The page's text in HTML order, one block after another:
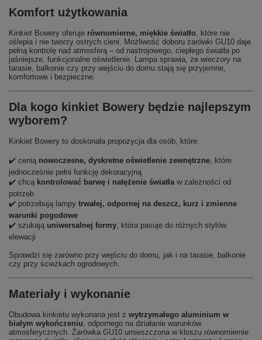
Komfort użytkowania
Kinkiet Bowery oferuje równomierne, miękkie światło, które nie
oślepia i nie tworzy ostrych cieni. Możliwość doboru żarówki GU10 daje
pełną kontrolę nad atmosferą – od nastrojowego, ciepłego światła po
jaśniejsze, funkcjonalne oświetlenie. Lampa sprawia, że wieczory na
tarasie, balkonie czy przy wejściu do domu stają się przyjemne,
komfortowe i bezpieczne.
Dla kogo kinkiet Bowery będzie najlepszym
wyborem?
Kinkiet Bowery to doskonała propozycja dla osób, które:
✔️ cenią nowoczesne, dyskretne oświetlenie zewnętrzne, które
jednocześnie pełni funkcję dekoracyjną
✔️ chcą kontrolować barwę i natężenie światław zależności od
potrzeb
✔️ potrzebują lampy trwałej, odpornej na deszcz, kurz i zmienne
warunki pogodowe
✔️ szukają uniwersalnej formy, która pasuje do różnych stylów
elewacji
Sprawdzi się zarówno przy wejściu do domu, jak i na tarasie, balkonie
czy przy ścieżkach ogrodowych.
Materiały i wykonanie
Obudowa kinkietu wykonana jest z wytrzymałego aluminium w
białym wykończeniu, odpornego na działanie warunków
atmosferycznych. Żarówka GU10 umieszczona w kloszu równomiernie